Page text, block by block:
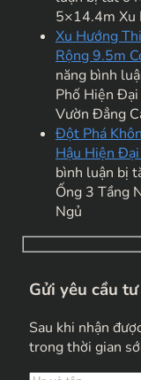
5×14.4m Xu
Xu Hướng
Rộng 9.5m
năng bình
Phố Hiện
Vườn Đẳng
Đột Phá
Hậu Hiện
bình luận bị
Ống 3 Tầng
Ngủ
Gửi yêu cầu
Sau khi nhận
trong thời gian